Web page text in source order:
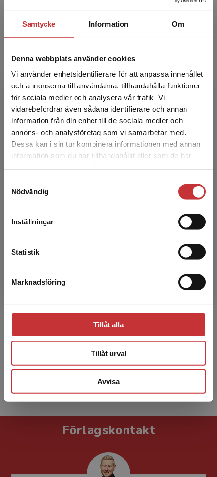
Samtycke Information Om
Denna webbplats använder cookies
Vi använder enhetsidentifierare för att anpassa innehållet
och annonserna till användarna, tillhandahålla funktioner
för sociala medier och analysera vår trafik. Vi
vidarebefordrar även sådana identifierare och annan
information från din enhet till de sociala medier och
annons- och analysföretag som vi samarbetar med.
Dessa kan i sin tur kombinera informationen med annan
information som du har tillhandahållit eller som de har
Nödvändig
Inställningar
Statistik
Marknadsföring
Tillåt alla
Tillåt urval
Avvisa
Begränsad fraktregion
Det verkar som att du besöker
studentlitteratur.se via en enhet utanför Sverige.
Vi erbjuder inte leveranser utanför Sverige. För
att kunna slutföra ett köp måste
Sara Cederbom är leg. fysioterapeut, med
specialistkompetens inom äldres hälsa, och
doktor i medicinsk vetenskap. Hon arbetar som
Anna Danarp
insatser vid långv...
Birgitta Kerstis är leg. sjuksköterska, med.dr
och docent i vårdvetenskap vid Akademin för
hälsa, vård och välfärd, Mälardalens universitet.
Visa alla - 11
Förlagskontakt